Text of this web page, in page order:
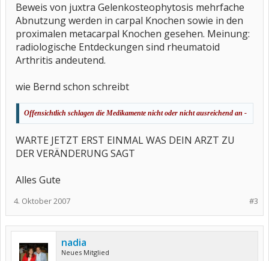
Beweis von juxtra Gelenkosteophytosis mehrfache
Abnutzung werden in carpal Knochen sowie in den
proximalen metacarpal Knochen gesehen. Meinung:
radiologische Entdeckungen sind rheumatoid
Arthritis andeutend.
wie Bernd schon schreibt
Offensichtlich schlagen die Medikamente nicht oder nicht ausreichend an -
WARTE JETZT ERST EINMAL WAS DEIN ARZT ZU
DER VERÄNDERUNG SAGT
Alles Gute
#3
4. Oktober 2007
nadia
Neues Mitglied